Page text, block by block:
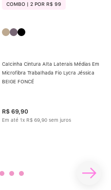
COMBO | 2 POR R$ 99
Calcinha Cintura Alta Laterais Médias Em
Microfibra Trabalhada Fio Lycra Jéssica
BEIGE FONCÉ
R$ 69,90
Em até 1x R$ 69 90 sem juros